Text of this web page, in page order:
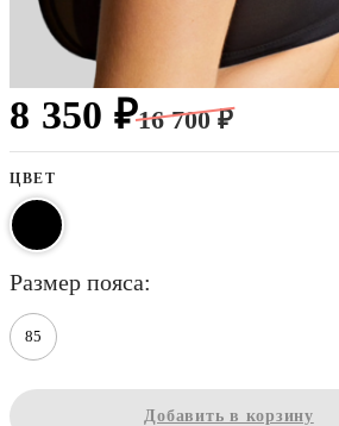
8 350 ₽16 700 ₽
ЦВЕТ
размер пояса
85
Добавить в корзину